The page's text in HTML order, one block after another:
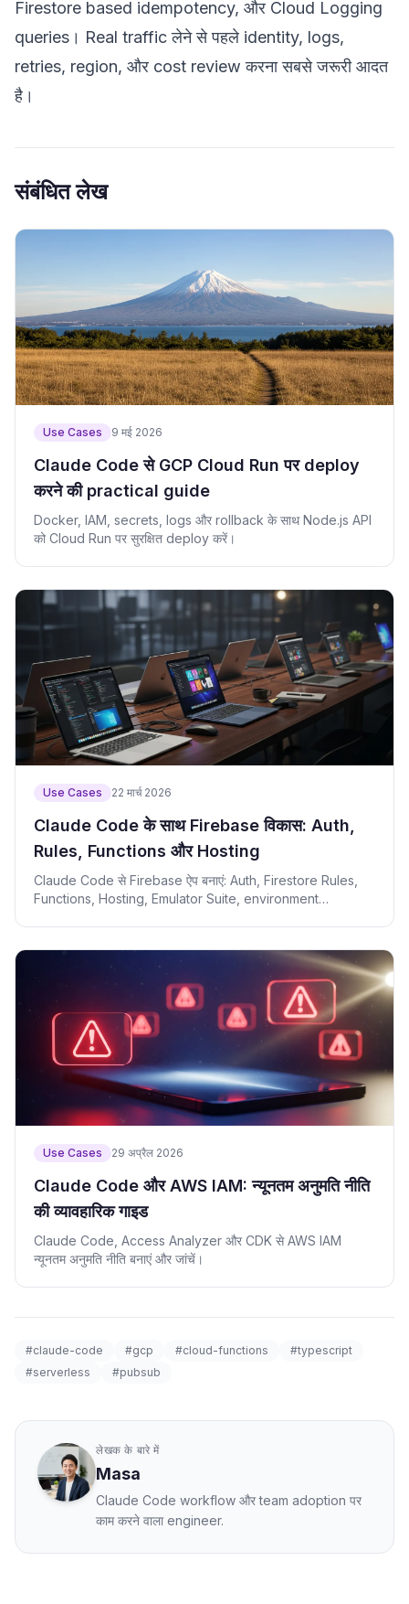
Firestore based idempotency, और Cloud Logging
queries। Real traffic लेने से पहले identity, logs,
retries, region, और cost review करना सबसे जरूरी आदत
है।
संबंधित लेख
Use Cases 9 मई 2026
Claude Code से GCP Cloud Run पर deploy
करने की practical guide
Docker, IAM, secrets, logs और rollback के साथ Node.js API
को Cloud Run पर सुरक्षित deploy करें।
Use Cases 22 मार्च 2026
Claude Code के साथ Firebase विकास: Auth,
Rules, Functions और Hosting
Claude Code से Firebase ऐप बनाएं: Auth, Firestore Rules,
Functions, Hosting, Emulator Suite, environment
Use Cases 29 अप्रैल 2026
Claude Code और AWS IAM: न्यूनतम अनुमति नीति
की व्यावहारिक गाइड
Claude Code, Access Analyzer और CDK से AWS IAM
न्यूनतम अनुमति नीति बनाएं और जांचें।
#claude-code #gcp #cloud-functions
#typescript
#serverless
#pubsub
लेखक के बारे में
Masa
Claude Code workflow और team adoption पर
काम करने वाला engineer.